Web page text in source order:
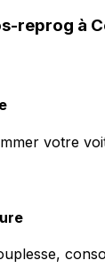
reprog à
votre